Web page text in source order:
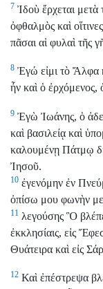
7 Ἰδοὺ ἔρχεται
ὀφθαλμὸς καὶ
πᾶσαι αἱ φυλαὶ τῆς
8 Ἐγώ εἰμι τὸ Ἄλφα
ἦν καὶ ὁ
9 Ἐγὼ Ἰωάνης, ὁ
καὶ βασιλείᾳ καὶ
καλουμένῃ Πάτμῳ
Ἰησοῦ.
10 ἐγενόμην ἐν
ὀπίσω μου φωνὴν
11 λεγούσης Ὃ
ἐκκλησίαις, εἰς
Θυάτειρα καὶ εἰς
12 Καὶ ἐπέστρεψα